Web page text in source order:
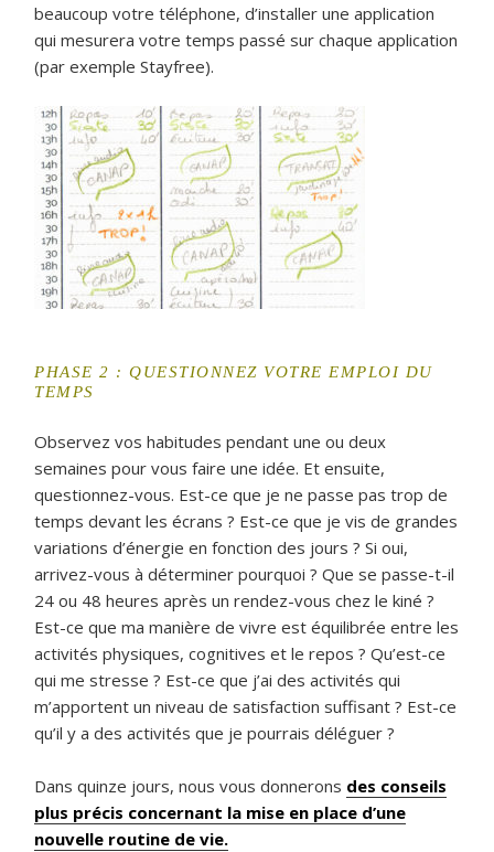
beaucoup votre téléphone, d’installer une application
qui mesurera votre temps passé sur chaque application
(par exemple Stayfree).
PHASE 2 : QUESTIONNEZ VOTRE EMPLOI DU
TEMPS
Observez vos habitudes pendant une ou deux
semaines pour vous faire une idée. Et ensuite,
questionnez-vous. Est-ce que je ne passe pas trop de
temps devant les écrans ? Est-ce que je vis de grandes
variations d’énergie en fonction des jours ? Si oui,
arrivez-vous à déterminer pourquoi ? Que se passe-t-il
24 ou 48 heures après un rendez-vous chez le kiné ?
Est-ce que ma manière de vivre est équilibrée entre les
activités physiques, cognitives et le repos ? Qu’est-ce
qui me stresse ? Est-ce que j’ai des activités qui
m’apportent un niveau de satisfaction suffisant ? Est-ce
qu’il y a des activités que je pourrais déléguer ?
Dans quinze jours, nous vous donnerons des conseils
plus précis concernant la mise en place d’une
nouvelle routine de vie.